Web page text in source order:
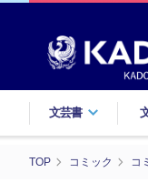
文芸書
TOP コミック コ